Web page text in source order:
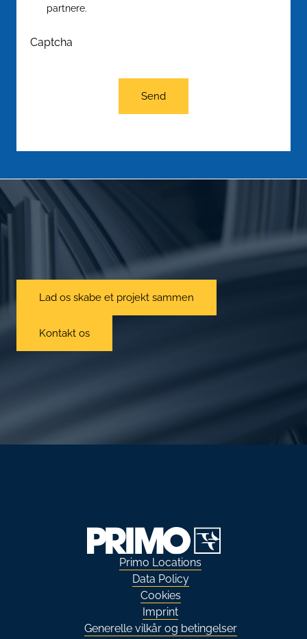
partnere.
Captcha
Send
Lad os skabe et projekt sammen
Kontakt os
Primo Locations
Data Policy
Cookies
Imprint
Generelle vilkår og betingelser